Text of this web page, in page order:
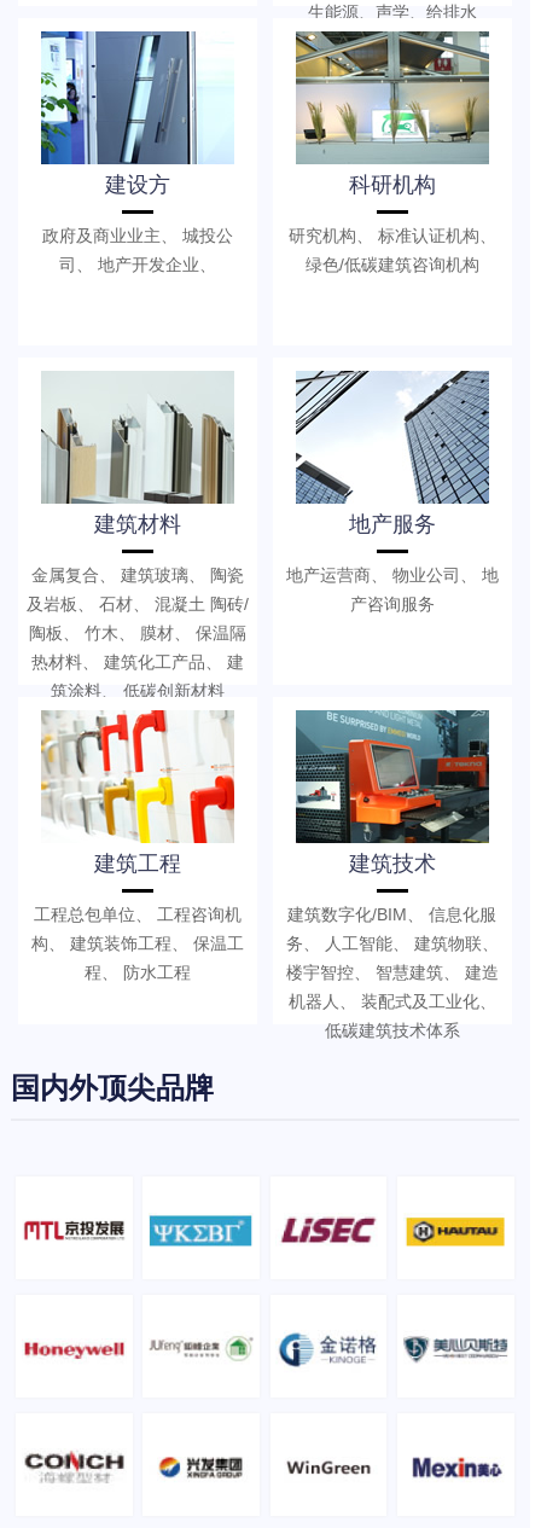
生能源、声学、给排水
建设方
政府及商业业主、 城投公
司、 地产开发企业、
科研机构
研究机构、 标准认证机构、
绿色/低碳建筑咨询机构
建筑材料
金属复合、 建筑玻璃、 陶瓷
及岩板、 石材、 混凝土 陶砖/
陶板、 竹木、 膜材、 保温隔
热材料、 建筑化工产品、 建
筑涂料、 低碳创新材料
地产服务
地产运营商、 物业公司、 地
产咨询服务
建筑工程
工程总包单位、 工程咨询机
构、 建筑装饰工程、 保温工
程、 防水工程
建筑技术
建筑数字化/BIM、 信息化服
务、 人工智能、 建筑物联、
楼宇智控、 智慧建筑、 建造
机器人、 装配式及工业化、
低碳建筑技术体系
国内外顶尖品牌